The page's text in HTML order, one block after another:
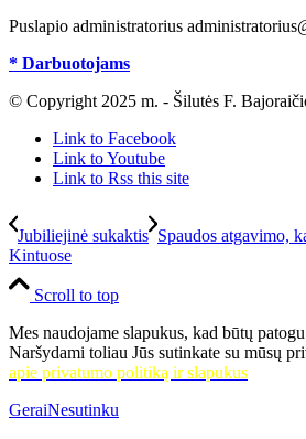
Puslapio administratorius
* Darbuotojams
© Copyright 2025 m. - Šilutės F.
Link to Facebook
Link to Youtube
Link to Rss this site
Jubiliejinė sukaktis Spaudos atgavimo,
Kintuose
Scroll to top
Mes naudojame slapukus, kad būtų
Naršydami toliau Jūs sutinkate su mūsų
apie privatumo politiką ir slapukus
GeraiNesutinku